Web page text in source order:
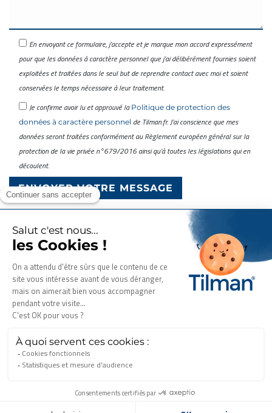
En envoyant ce formulaire, j’accepte et je marque mon accord expressément
pour que les données à caractère personnel que j’ai délibérément fournies soient
exploitées et traitées dans le seul but de reprendre contact avec moi et soient
conservées le temps nécessaire à leur traitement.
Je confirme avoir lu et approuvé la Politique de protection des
données à caractère personnel de Tilman.fr. J’ai conscience que mes
données seront traitées conformément au Règlement européen général sur la
protection de la vie privée n°679/2016 ainsi qu’à toutes les législations qui en
découlent.
Laboratoire pharmaceutique
Spécialiste du médicament à base de plantes étudiées
Tous droits réservés. © 2026 Tilman.